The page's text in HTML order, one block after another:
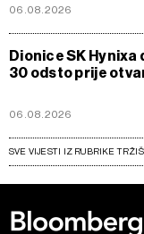
06.08.2026
Dionice SK
30 odsto prije
06.08.2026
SVE VIJESTI IZ RUBRIKE